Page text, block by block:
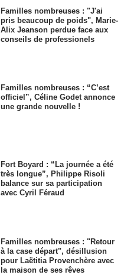
Familles nombreuses : "J'ai
pris beaucoup de poids", Marie-
Alix Jeanson perdue face aux
conseils de professionels
Familles nombreuses : “C’est
officiel”, Céline Godet annonce
une grande nouvelle !
Fort Boyard : “La journée a été
très longue”, Philippe Risoli
balance sur sa participation
avec Cyril Féraud
Familles nombreuses : "Retour
à la case départ", désillusion
pour Laëtitia Provenchère avec
la maison de ses rêves